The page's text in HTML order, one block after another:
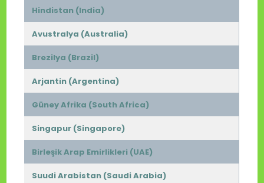
Hindistan (India)
Avustralya (Australia)
Brezilya (Brazil)
Arjantin (Argentina)
Güney Afrika (South Africa)
Singapur (Singapore)
Birleşik Arap Emirlikleri (UAE)
Suudi Arabistan (Saudi Arabia)